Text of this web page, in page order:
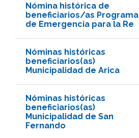
Nómina histórica de
beneficiarios/as Programa
de Emergencia para la Re
Nóminas históricas
beneficiarios(as)
Municipalidad de Arica
Nóminas históricas
beneficiarios(as)
Municipalidad de San
Fernando